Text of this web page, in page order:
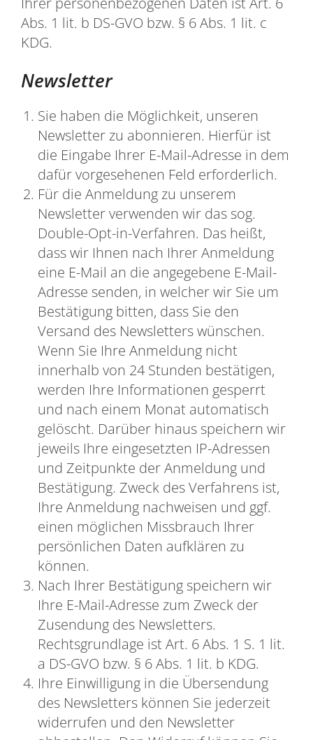
Abs. 1 lit. b DS-GVO bzw. § 6 Abs. 1 lit. c
KDG.
Newsletter
Sie haben die Möglichkeit, unseren
Newsletter zu abonnieren. Hierfür ist
die Eingabe Ihrer E-Mail-Adresse in dem
dafür vorgesehenen Feld erforderlich.
Für die Anmeldung zu unserem
Newsletter verwenden wir das sog.
Double-Opt-in-Verfahren. Das heißt,
dass wir Ihnen nach Ihrer Anmeldung
eine E-Mail an die angegebene E-Mail-
Adresse senden, in welcher wir Sie um
Bestätigung bitten, dass Sie den
Versand des Newsletters wünschen.
Wenn Sie Ihre Anmeldung nicht
innerhalb von 24 Stunden bestätigen,
werden Ihre Informationen gesperrt
und nach einem Monat automatisch
gelöscht. Darüber hinaus speichern wir
jeweils Ihre eingesetzten IP-Adressen
und Zeitpunkte der Anmeldung und
Bestätigung. Zweck des Verfahrens ist,
Ihre Anmeldung nachweisen und ggf.
einen möglichen Missbrauch Ihrer
persönlichen Daten aufklären zu
können.
Nach Ihrer Bestätigung speichern wir
Ihre E-Mail-Adresse zum Zweck der
Zusendung des Newsletters.
Rechtsgrundlage ist Art. 6 Abs. 1 S. 1 lit.
a DS-GVO bzw. § 6 Abs. 1 lit. b KDG.
Ihre Einwilligung in die Übersendung
des Newsletters können Sie jederzeit
widerrufen und den Newsletter